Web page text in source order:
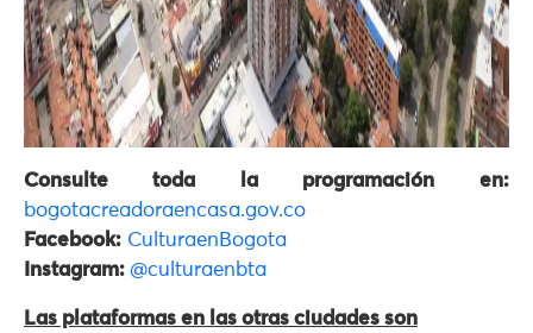
Consulte toda la programación en:
bogotacreadoraencasa.gov.co
Facebook: CulturaenBogota
Instagram: @culturaenbta
Las plataformas en las otras ciudades son